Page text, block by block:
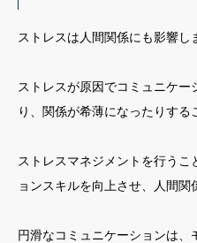
ストレスは人間関係にも影響し
ストレスが原因でコミュニケ
り、関係が希薄になったりする
ストレスマネジメントを行う
ョンスキルを向上させ、人間関
円滑なコミュニケーションは